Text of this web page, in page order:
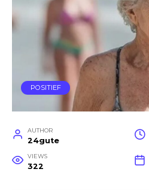
POSITIEF
AUTHOR
24gute
VIEWS
322